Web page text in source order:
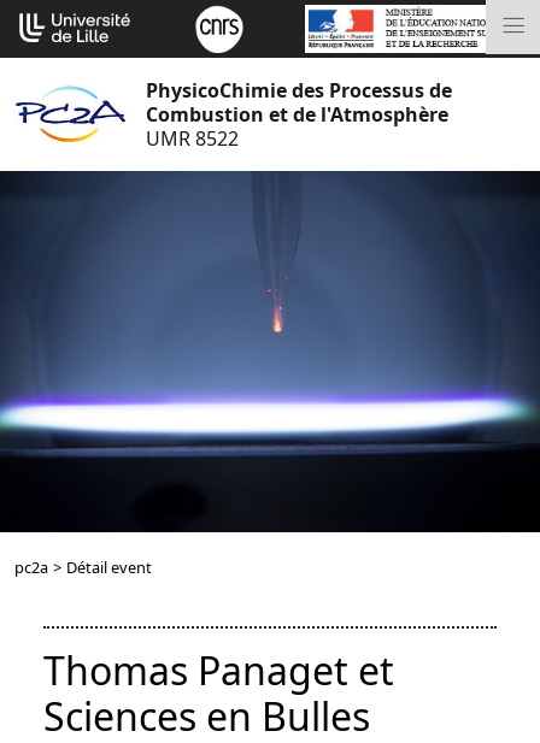
Aller
au
contenu
PhysicoChimie des Processus de
Combustion et de l'Atmosphère
UMR 8522
pc2a > Détail event
Thomas Panaget et
Sciences en Bulles
Cookies management panel